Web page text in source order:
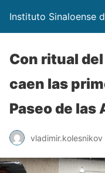
Instituto Sinaloense
Con ritual
caen las
Paseo de las
vladimir.kolesnikov